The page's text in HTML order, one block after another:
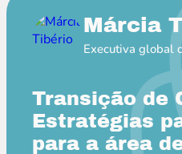
Márcia
Executiva global
Transição de
Estratégias
para a área